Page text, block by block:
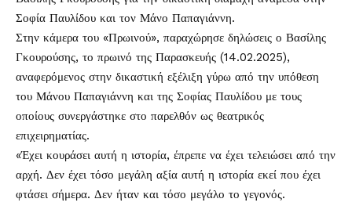
Σοφία Παυλίδου και τον Μάνο Παπαγιάννη.
Στην κάμερα του «Πρωινού», παραχώρησε δηλώσεις ο Βασίλης
Γκουρούσης, το πρωινό της Παρασκευής (14.02.2025),
αναφερόμενος στην δικαστική εξέλιξη γύρω από την υπόθεση
του Μάνου Παπαγιάννη και της Σοφίας Παυλίδου με τους
οποίους συνεργάστηκε στο παρελθόν ως θεατρικός
επιχειρηματίας.
«Έχει κουράσει αυτή η ιστορία, έπρεπε να έχει τελειώσει από την
αρχή. Δεν έχει τόσο μεγάλη αξία αυτή η ιστορία εκεί που έχει
φτάσει σήμερα. Δεν ήταν και τόσο μεγάλο το γεγονός.